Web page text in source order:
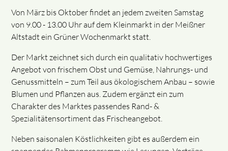
Von März bis Oktober findet an jedem zweiten Samstag
von 9.00 - 13.00 Uhr auf dem Kleinmarkt in der Meißner
Altstadt ein Grüner Wochenmarkt statt.
Der Markt zeichnet sich durch ein qualitativ hochwertiges
Angebot von frischem Obst und Gemüse, Nahrungs- und
Genussmitteln – zum Teil aus ökologischem Anbau – sowie
Blumen und Pflanzen aus. Zudem ergänzt ein zum
Charakter des Marktes passendes Rand- &
Spezialitätensortiment das Frischeangebot.
Neben saisonalen Köstlichkeiten gibt es außerdem ein